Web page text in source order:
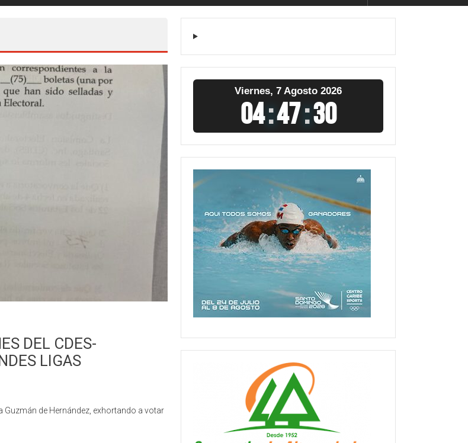
DEL CDES-
LIGAS
de Hernández, exhortando a votar
Viernes, 7 Agosto 2026
04:47:31